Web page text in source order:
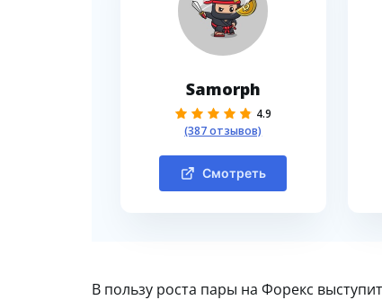
Samorph
4.9
(387 отзывов)
Смотреть
В пользу роста пары на Форекс